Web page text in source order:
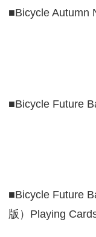
■Bicycle Autumn
■Bicycle Future
■Bicycle Future
版）Playing